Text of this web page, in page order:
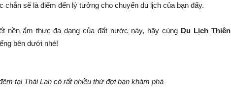
chắn sẽ là điểm đến lý tưởng cho chuyến du lịch của bạn đấy.
nền ẩm thực đa dạng của đất nước này, hãy cùng Du Lịch Thiên
bên dưới nhé!
tại Thái Lan có rất nhiều thứ đợi bạn khám phá